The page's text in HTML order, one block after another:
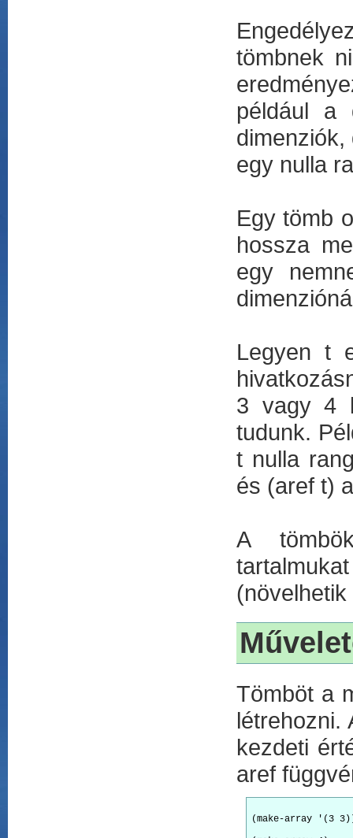
tömbnek
például a
egy nulla
Egy tömb
hossza
egy
Legyen t
3 vagy 4
tudunk.
t nulla
és (aref t)
A
Tömböt a
létrehozni.
kezdeti
aref